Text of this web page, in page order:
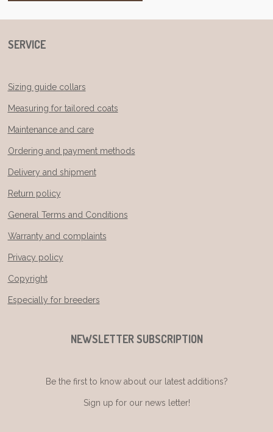
SERVICE
Sizing guide collars
Measuring for tailored coats
Maintenance and care
Ordering and payment methods
Delivery and shipment
Return policy
General Terms and Conditions
Warranty and complaints
Privacy policy
Copyright
Especially for breeders
NEWSLETTER SUBSCRIPTION
Be the first to know about our latest additions?
Sign up for our news letter!